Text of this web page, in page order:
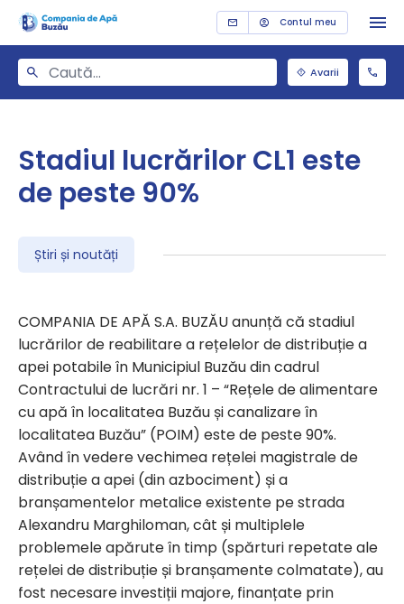
Contul meu
Avarii
Stadiul lucrărilor CL1 este
de peste 90%
Știri și noutăți
COMPANIA DE APĂ S.A. BUZĂU anunță că stadiul
lucrărilor de reabilitare a rețelelor de distribuție a
apei potabile în Municipiul Buzău din cadrul
Contractului de lucrări nr. 1 – “Rețele de alimentare
cu apă în localitatea Buzău și canalizare în
localitatea Buzău” (POIM) este de peste 90%.
Având în vedere vechimea rețelei magistrale de
distribuție a apei (din azbociment) și a
branșamentelor metalice existente pe strada
Alexandru Marghiloman, cât și multiplele
problemele apărute în timp (spărturi repetate ale
rețelei de distribuție și branșamente colmatate), au
fost necesare investiții majore, finanțate prin